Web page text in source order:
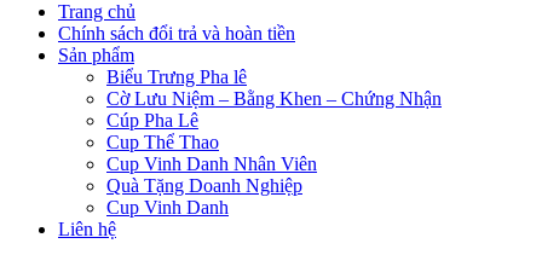
Trang chủ
Chính sách đổi trả và hoàn tiền
Sản phẩm
Biểu Trưng Pha lê
Cờ Lưu Niệm – Bằng Khen – Chứng Nhận
Cúp Pha Lê
Cup Thể Thao
Cup Vinh Danh Nhân Viên
Quà Tặng Doanh Nghiệp
Cup Vinh Danh
Liên hệ